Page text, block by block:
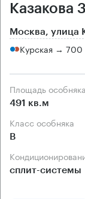
Казакова
Москва, улица
Курская → 700
Площадь особняка
491 кв.м
Класс особняка
B
сплит-системы